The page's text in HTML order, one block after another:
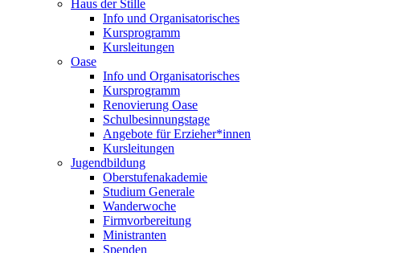
Haus der Stille
Info und Organisatorisches
Kursprogramm
Kursleitungen
Oase
Info und Organisatorisches
Kursprogramm
Renovierung Oase
Schulbesinnungstage
Angebote für Erzieher*innen
Kursleitungen
Jugendbildung
Oberstufenakademie
Studium Generale
Wanderwoche
Firmvorbereitung
Ministranten
Spenden